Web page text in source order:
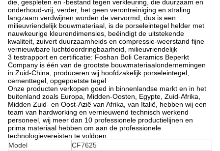
die, gespleten en -bestand tegen verkleuring, die duurzaam en
onderhoud-vrij, verder, het geen verontreiniging en straling
langzaam verdwijnen worden de vervormd, dus is een
milieuvriendelijk bouwmateriaal, is de porseleintegel helder met
nauwkeurige kleurendimensies, beëindigt de uitstekende
kwaliteit, zuivert duurzaamheids en compressie-weerstand fijne
vernieuwbare luchtdoordringbaarheid, milieuvriendelijk
3 testrapport en certificatie: Foshan Boli Ceramics Beperkt
Company is één van de grootste bouwmateriaalondernemingen
in Zuid-China, produceren wij hoofdzakelijk porseleintegel,
cementtegel, opgepoetste tegel
Onze producten verkopen goed in binnenlandse markt en in het
buitenland zoals Europa, Midden-Oosten, Egypte, Zuid-Afrika,
Midden Zuid- en Oost-Azië van Afrika, van Italië, hebben wij een
team van hardworking en vernieuwend technisch werkend
personeel, wij meer dan 10 professionele productielijnen en
prima materiaal hebben om aan de professionele
technologievereisten te voldoen
Model
CF7625